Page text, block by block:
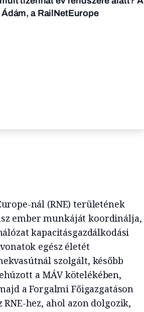
a RailNetEurope
nál (RNE) területének
ember munkáját koordinálja,
kapacitásgazdálkodási
egész életét
szolgált, később
a MÁV kötelékében,
a Forgalmi Főigazgatáson
hez, ahol azon dolgozik,